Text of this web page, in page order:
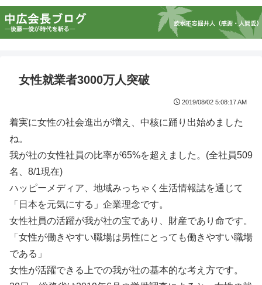
女性就業者3000万人突破
2019/08/02 5:08:17 AM
着実に女性の社会進出が増え、中核に踊り出始めました
ね。
我が社の女性社員の比率が65%を超えました。(全社員509
名、8/1現在)
ハッピーメディア、地域みっちゃく生活情報誌を通じて
「日本を元気にする」企業理念です。
女性社員の活躍が我が社の宝であり、財産であり命です。
「女性が働きやすい職場は男性にとっても働きやすい職場
である」
女性が活躍できる上での我が社の基本的な考え方です。